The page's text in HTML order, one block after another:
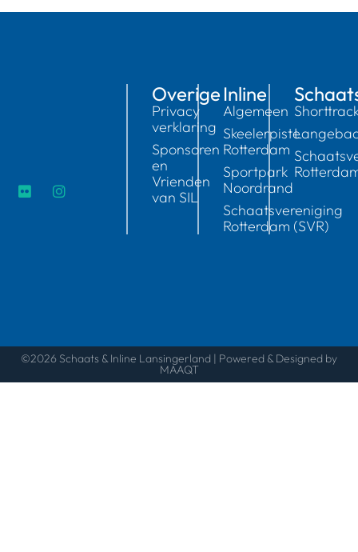
Inline
Algemeen
Skeelerpiste
Rotterdam
Sportpark
Noordrand
Schaatsvereniging
Rotterdam (SVR)
Overige
Privacy
verklaring
Sponsoren
en
Vrienden
van SIL
©2026 Schaats & Inline Lansingerland | Powered & Designed by
MAAQT